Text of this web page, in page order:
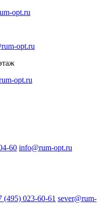
opt.ru
opt.ru
opt.ru
60 info@rum-opt.ru
(495) 023-60-61 sever@rum-